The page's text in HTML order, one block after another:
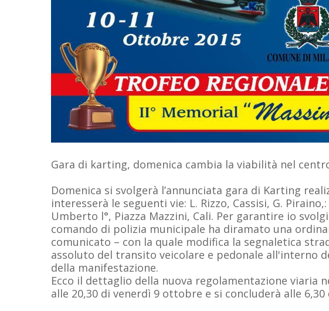
Gara di karting, domenica cambia la viabilità nel
Domenica si svolgerà l’annunciata gara di Karting
interesserà le seguenti vie: L. Rizzo, Cassisi, G.
Umberto l°, Piazza Mazzini, Cali. Per garantire io
comando di polizia municipale ha diramato una
comunicato – con la quale modifica la segnaletica
assoluto del transito veicolare e pedonale all'interno
della manifestazione.
Ecco il dettaglio della nuova regolamentazione viaria
alle 20,30 di venerdì 9 ottobre e si concluderà alle